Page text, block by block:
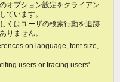
オプション設定をクライアン
ています。
くはユーザの検索行動を追跡
りません。
on language, font size,
users or tracing users'